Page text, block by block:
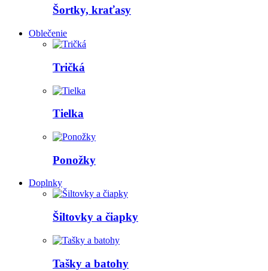
Šortky, kraťasy
Oblečenie
Tričká
Tielka
Ponožky
Doplnky
Šiltovky a čiapky
Tašky a batohy